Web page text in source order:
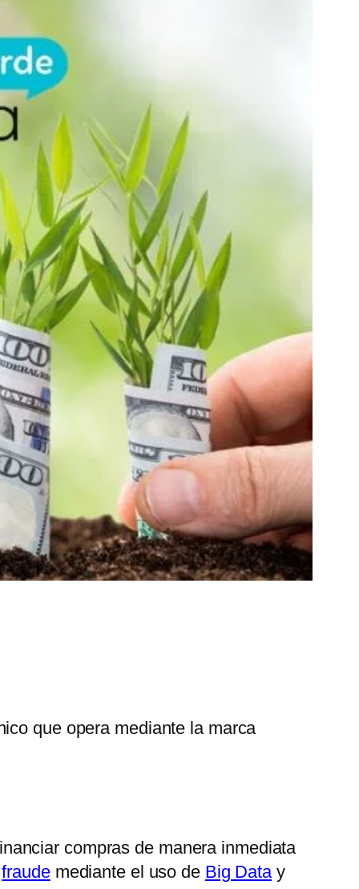
que opera mediante la marca
compras de manera inmediata
fraudemediante el uso de Big Datay